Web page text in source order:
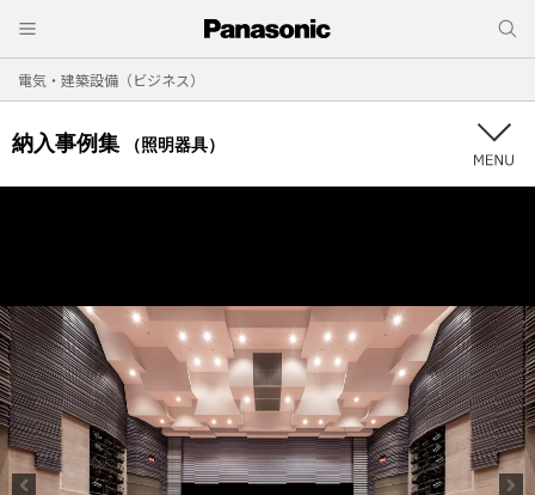
電気・建築設備（ビジネス）
納入事例集 （照明器具）